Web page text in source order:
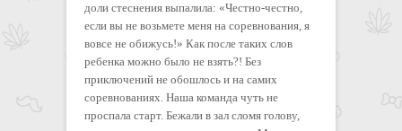
доли стеснения выпалила: «Честно-честно,
если вы не возьмете меня на соревнования, я
вовсе не обижусь!» Как после таких слов
ребенка можно было не взять?! Без
приключений не обошлось и на самих
соревнованиях. Наша команда чуть не
проспала старт. Бежали в зал сломя голову,